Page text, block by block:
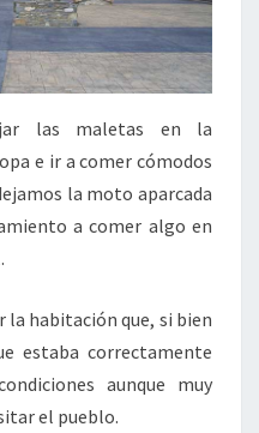
las maletas en la
e ir a comer cómodos
la moto aparcada
a comer algo en
la habitación que, si bien
estaba correctamente
aunque muy
el pueblo.